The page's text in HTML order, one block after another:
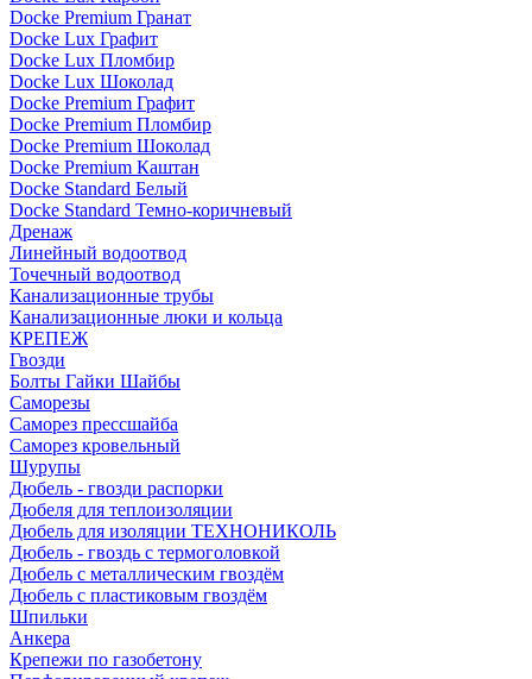
Docke Premium Гранат
Docke Lux Графит
Docke Lux Пломбир
Docke Lux Шоколад
Docke Premium Графит
Docke Premium Пломбир
Docke Premium Шоколад
Docke Premium Каштан
Docke Standard Белый
Docke Standard Темно-коричневый
Дренаж
Линейный водоотвод
Точечный водоотвод
Канализационные трубы
Канализационные люки и кольца
КРЕПЕЖ
Гвозди
Болты Гайки Шайбы
Саморезы
Саморез прессшайба
Саморез кровельный
Шурупы
Дюбель - гвозди распорки
Дюбеля для теплоизоляции
Дюбель для изоляции ТЕХНОНИКОЛЬ
Дюбель - гвоздь с термоголовкой
Дюбель с металлическим гвоздём
Дюбель с пластиковым гвоздём
Шпильки
Анкера
Крепежи по газобетону